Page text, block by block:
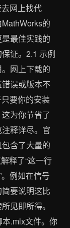
网上找代
的
最佳实践的
证。2.1 示例
网上下载的
误或版本不
要你的安装
为你节省了
释详尽。官
含了大量的
释了“这一行
例如在信号
要说明这比
见即所得。
.mlx文件。你